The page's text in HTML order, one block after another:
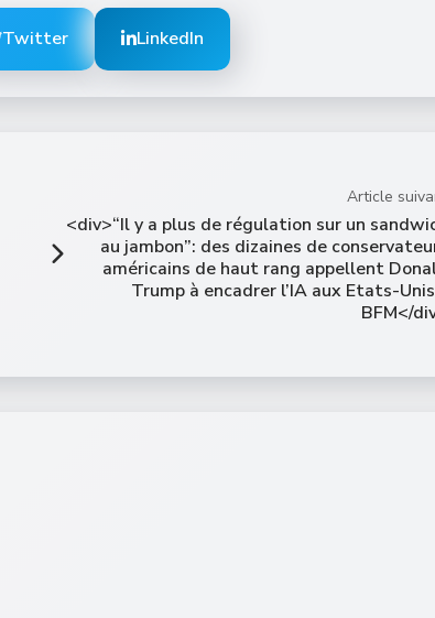
Twitter LinkedIn
Article
<div>“Il y a plus de régulation sur un
au jambon”: des dizaines de
américains de haut rang appellent
Trump à encadrer l’IA aux Etats-
BFM</